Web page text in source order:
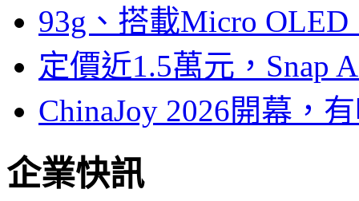
93g、搭載Micro
定價近1.5萬元，Snap
ChinaJoy 2026開幕，
企業快訊